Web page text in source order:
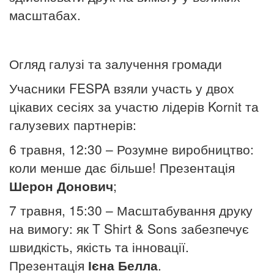
масштабах.
Огляд галузі та залучення громади
Учасники FESPA взяли участь у двох
цікавих сесіях за участю лідерів Kornit та
галузевих партнерів:
6 травня, 12:30 – Розумне виробництво:
коли менше дає більше! Презентація
Шерон Донович;
7 травня, 15:30 – Масштабування друку
на вимогу: як T Shirt & Sons забезпечує
швидкість, якість та інновації.
Презентація Ієна Белла.